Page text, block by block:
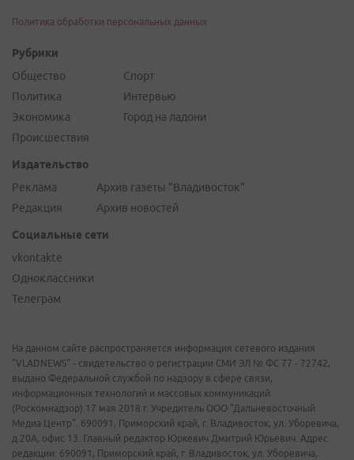
Политика обработки персональных данных
Рубрики
Общество
Политика
Экономика
Происшествия
Спорт
Интервью
Город на ладони
Издательство
Реклама
Редакция
Архив газеты "Владивосток"
Архив новостей
Социальные сети
vkontakte
Одноклассники
Телеграм
На данном сайте распространяется информация сетевого издания
"VLADNEWS" - свидетельство о регистрации СМИ ЭЛ № ФС 77 - 72742,
выдано Федеральной службой по надзору в сфере связи,
информационных технологий и массовых коммуникаций
(Роскомнадзор) 17 мая 2018 г. Учредитель ООО "Дальневосточный
Медиа Центр". 690091, Приморский край, г. Владивосток, ул. Уборевича,
д.20А, офис 13. Главный редактор Юркевич Дмитрий Юрьевич. Адрес
редакции: 690091, Приморский край, г. Владивосток, ул. Уборевича,